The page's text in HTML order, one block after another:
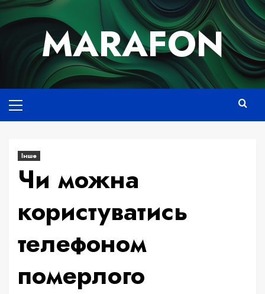
Skip
to
MARAFON
меню
Інше
Чи можна
користуватись
телефоном
померлого